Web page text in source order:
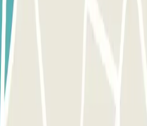
potrai entrare e uscire dal
volta